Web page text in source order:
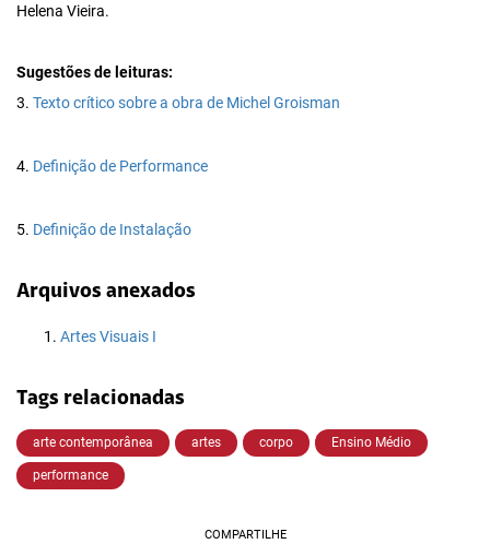
Helena Vieira.
Sugestões de leituras:
3. Texto crítico sobre a obra de Michel Groisman
4. Definição de Performance
5. Definição de Instalação
Arquivos anexados
Artes Visuais I
Tags relacionadas
arte contemporânea artes corpo Ensino Médio
performance
COMPARTILHE